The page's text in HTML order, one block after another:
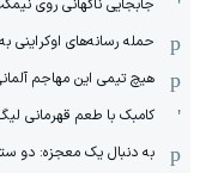
جابجایی ناگهانی روی
حمله رسانه‌های اوکراینی
هیچ‌ تیمی این مهاجم
کامبک با طعم قهرمانی
به دنبال یک معجزه: دو